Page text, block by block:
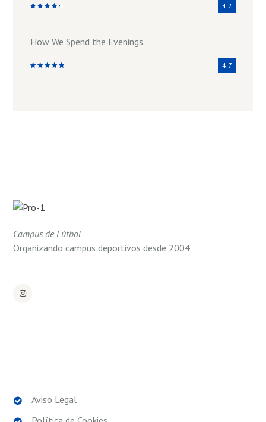
4.2
How We Spend the Evenings
4.7
Campus de Fútbol
Organizando campus deportivos desde 2004.
Aviso Legal